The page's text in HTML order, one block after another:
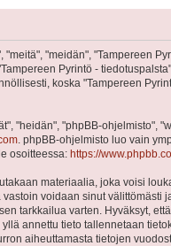
"meidän", "Tampereen
Pyrintö -
koska "Tampereen
"heidän", "phpBB-ohjelmisto",
. phpBB-ohjelmisto luo vain
osoitteessa: https://
materiaalia, joka voisi
voidaan sinut
tarkkailua varten. Hyväksyt,
annettu tieto tallennetaan
aiheuttamasta tietojen